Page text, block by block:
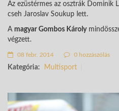
Az ezüstérmes az osztrák Dominik
cseh Jaroslav Soukup lett.
A magyar Gombos Károly
végzett.
08 febr. 2014 0 hozzászólás
Kategória: Multisport